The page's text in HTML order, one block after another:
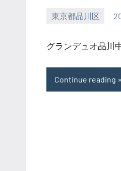
東京都品川区
SEZIMO
グランデュオ品川
Continue reading